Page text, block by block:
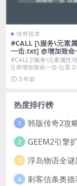
传奇技术
#CALL [\服务\元素
一击.txt] @增加致命
置
#CALL [\服务\元素属性\
t] @增加致命一击 位置
3 年前
热度排行榜
1 韩版传奇2攻
2 GEEM2引擎
3 浮岛物语全
4